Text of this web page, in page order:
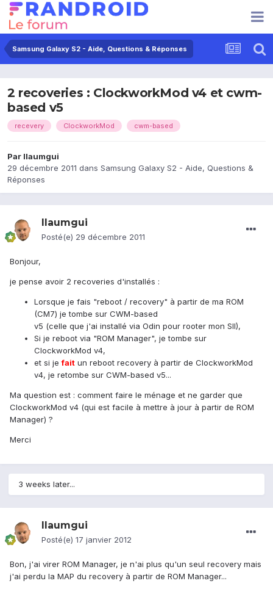
Samsung Galaxy S2 - Aide, Questions & Réponses
2 recoveries : ClockworkMod v4 et cwm-
based v5
recevery ClockworkMod cwm-based
Par llaumgui
29 décembre 2011 dans Samsung Galaxy S2 - Aide, Questions &
Réponses
llaumgui
Posté(e) 29 décembre 2011
Bonjour,
je pense avoir 2 recoveries d'installés :
Lorsque je fais "reboot / recovery" à partir de ma ROM
(CM7) je tombe sur CWM-based
v5 (celle que j'ai installé via Odin pour rooter mon SII),
Si je reboot via "ROM Manager", je tombe sur
ClockworkMod v4,
et si jefait un reboot recovery à partir de ClockworkMod
v4, je retombe sur CWM-based v5...
Ma question est : comment faire le ménage et ne garder que
ClockworkMod v4 (qui est facile à mettre à jour à partir de ROM
Manager) ?
Merci
3 weeks later...
llaumgui
Posté(e) 17 janvier 2012
Bon, j'ai virer ROM Manager, je n'ai plus qu'un seul recovery mais
j'ai perdu la MAP du recovery à partir de ROM Manager...